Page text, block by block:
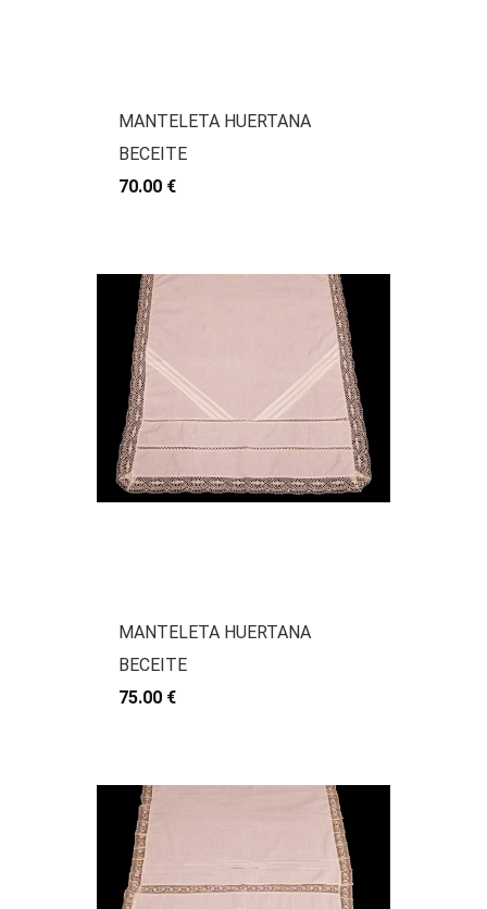
MANTELETA HUERTANA
BECEITE
70.00 €
MANTELETA HUERTANA
BECEITE
75.00 €